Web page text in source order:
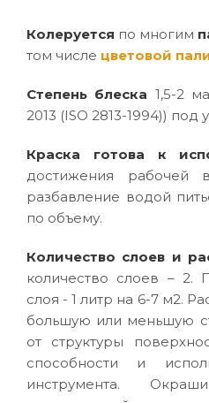
Колеруется по многим
том числе цветовой
Степень блеска 1,5-2
2013 (ISO 2813-1994)) под
Краска готова к
достижения рабочей
разбавление водой
по объему.
Количество слоев и
количество слоев –
слоя - 1 литр на 6-7 м2.
большую или меньшую
от структуры
способности и
инструмента.